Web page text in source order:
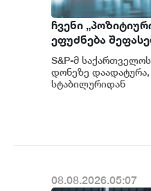
ჩვენი
ეფუძნება
საქართველოს
ფუნდამენტური
მდგრადი
S&P-მ
დონეზე
სტაბილურიდან
08.08.2026.05:07